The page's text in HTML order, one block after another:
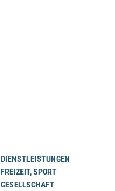
DIENSTLEISTUNGEN
FREIZEIT, SPORT
GESELLSCHAFT